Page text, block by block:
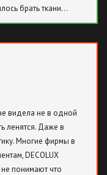
брать ткани…
видела не в одной
ленятся. Даже в
Многие фирмы в
DECOLUX
понимают что